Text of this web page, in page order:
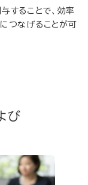
することで、効率
つなげることが可
び